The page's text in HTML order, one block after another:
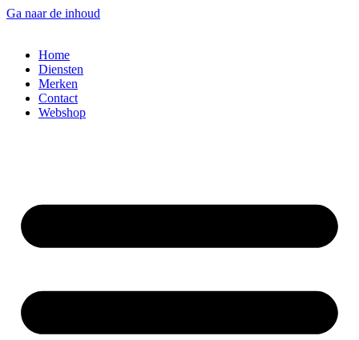
Ga naar de inhoud
Home
Diensten
Merken
Contact
Webshop